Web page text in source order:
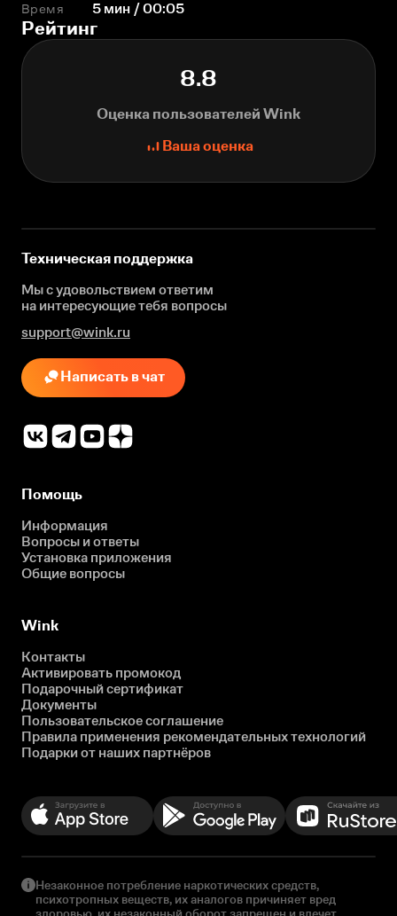
Время 5 мин / 00:05
Рейтинг
8.8
Оценка пользователей Wink
Ваша оценка
Техническая поддержка
Мы с удовольствием ответим
на интересующиетебя вопросы
support@wink.ru
Написать в чат
Помощь
Информация
Вопросы и ответы
Установка приложения
Общие вопросы
Wink
Контакты
Активировать промокод
Подарочный сертификат
Документы
Пользовательское соглашение
Правила применения рекомендательных технологий
Подарки от наших партнёров
Незаконное потребление наркотических средств,
психотропных веществ, их аналогов причиняет вред